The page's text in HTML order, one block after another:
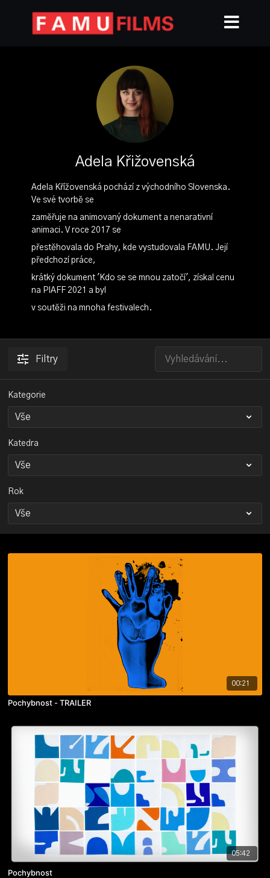
Adela Křižovenská
Adela Křížovenská pochází z východního Slovenska.
Ve své tvorbě se
zaměřuje na animovaný dokument a nenarativní
animaci. V roce 2017 se
přestěhovala do Prahy, kde vystudovala FAMU. Její
předchozí práce,
krátký dokument 'Kdo se se mnou zatočí', získal cenu
na PIAFF 2021 a byl
v soutěži na mnoha festivalech.
Filtry
Kategorie
Katedra
Rok
00:21
Pochybnost - TRAILER
05:42
Pochybnost